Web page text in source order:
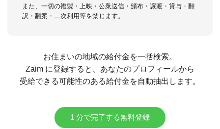
また、一切の複製・上映・公衆送信・頒布・譲渡・貸与・翻
訳・翻案・二次利用等を禁じます。
お住まいの地域の給付金を一括検索。
Zaim に登録すると、あなたのプロフィールから
受給できる可能性のある給付金を自動抽出します。
1 分で完了する無料登録